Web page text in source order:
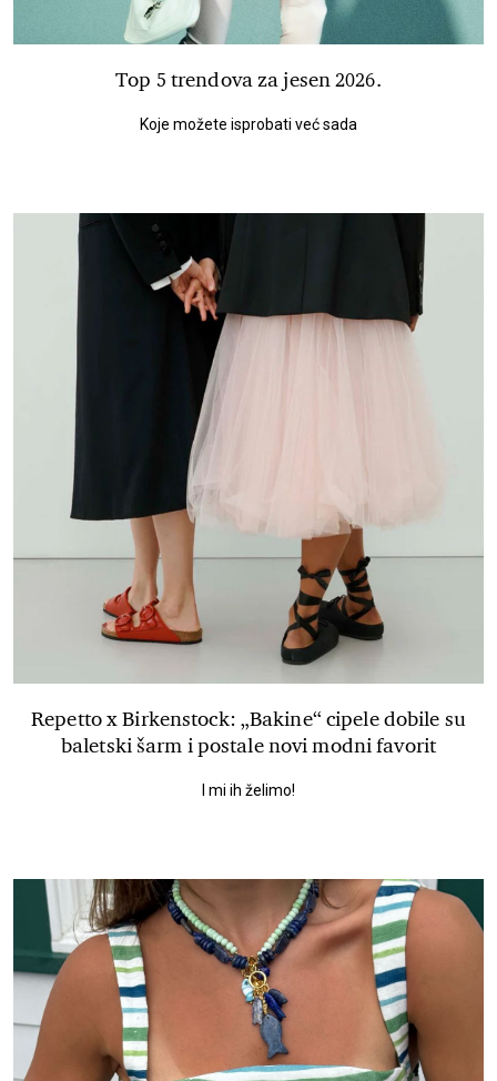
Top 5 trendova za jesen 2026.
Koje možete isprobati već sada
Repetto x Birkenstock: „Bakine“ cipele dobile su
baletski šarm i postale novi modni favorit
I mi ih želimo!